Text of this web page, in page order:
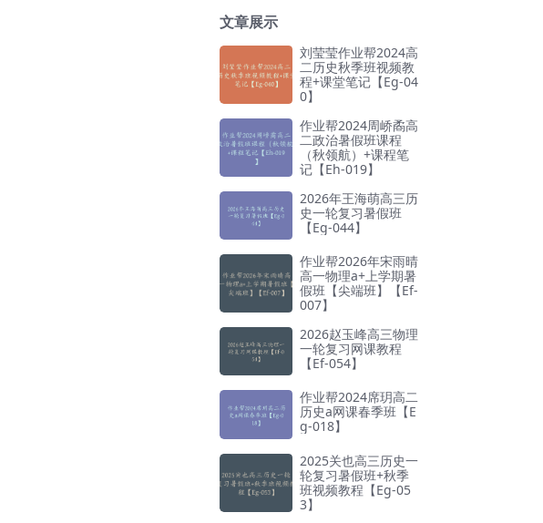
文章展示
刘莹莹作业帮2024高
二历史秋季班视频教
程+课堂笔记【Eg-04
0】
作业帮2024周峤矞高
二政治暑假班课程
（秋领航）+课程笔
记【Eh-019】
2026年王海萌高三历
史一轮复习暑假班
【Eg-044】
作业帮2026年宋雨晴
高一物理a+上学期暑
假班【尖端班】【Ef-
007】
2026赵玉峰高三物理
一轮复习网课教程
【Ef-054】
作业帮2024席玥高二
历史a网课春季班【E
g-018】
2025关也高三历史一
轮复习暑假班+秋季
班视频教程【Eg-05
3】